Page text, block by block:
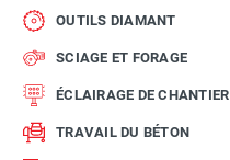
OUTILS DIAMANT
SCIAGE ET FORAGE
ÉCLAIRAGE DE CHANTIER
TRAVAIL DU BÉTON